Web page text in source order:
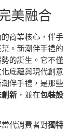
美融合
商業核心，伴手
。新潮伴手禮的
的誕生。它不僅
底蘊與現代創意
伴手禮，是那些
新 ，並在包裝設
代消費者對獨特